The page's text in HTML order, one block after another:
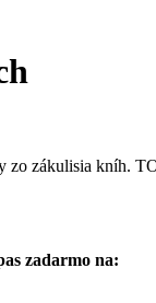
zákulisia kníh.
zadarmo na: